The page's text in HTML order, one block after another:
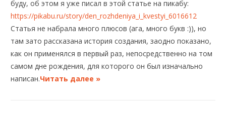
буду, об этом я уже писал в этой статье на пикабу:
https://pikabu.ru/story/den_rozhdeniya_i_kvestyi_6016612
Статья не набрала много плюсов (ага, много букв :)), но
там зато рассказана история создания, заодно показано,
как он применялся в первый раз, непосредственно на том
самом дне рождения, для которого он был изначально
написан.Читать далее »